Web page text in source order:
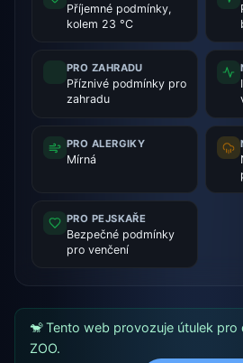
Příjemné podmínky,
kolem 23 °C
PRO ZAHRADU
Příznivé podmínky pro
zahradu
PRO ALERGIKY
Mírná
PRO PEJSKAŘE
Bezpečné podmínky
pro venčení
🐒 Tento web provozuje útulek
ZOO.